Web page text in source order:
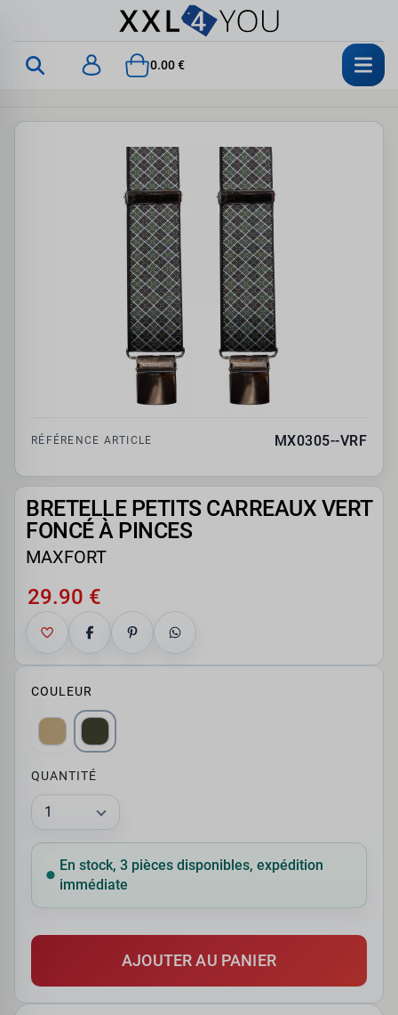
0.00 €
RÉFÉRENCE ARTICLE MX0305--VRF
BRETELLE PETITS CARREAUX VERT
FONCÉ À PINCES
MAXFORT
29.90 €
COULEUR
QUANTITÉ
En stock, 3 pièces disponibles, expédition
immédiate
AJOUTER AU PANIER